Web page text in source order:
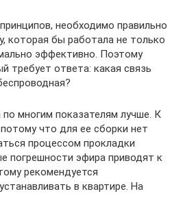
необходимо правильно
которая бы работала не только
эффективно. Поэтому
требует ответа: какая связь
многим показателям лучше. К
что для ее сборки нет
процессом прокладки
погрешности эфира приводят к
рекомендуется
в квартире. На